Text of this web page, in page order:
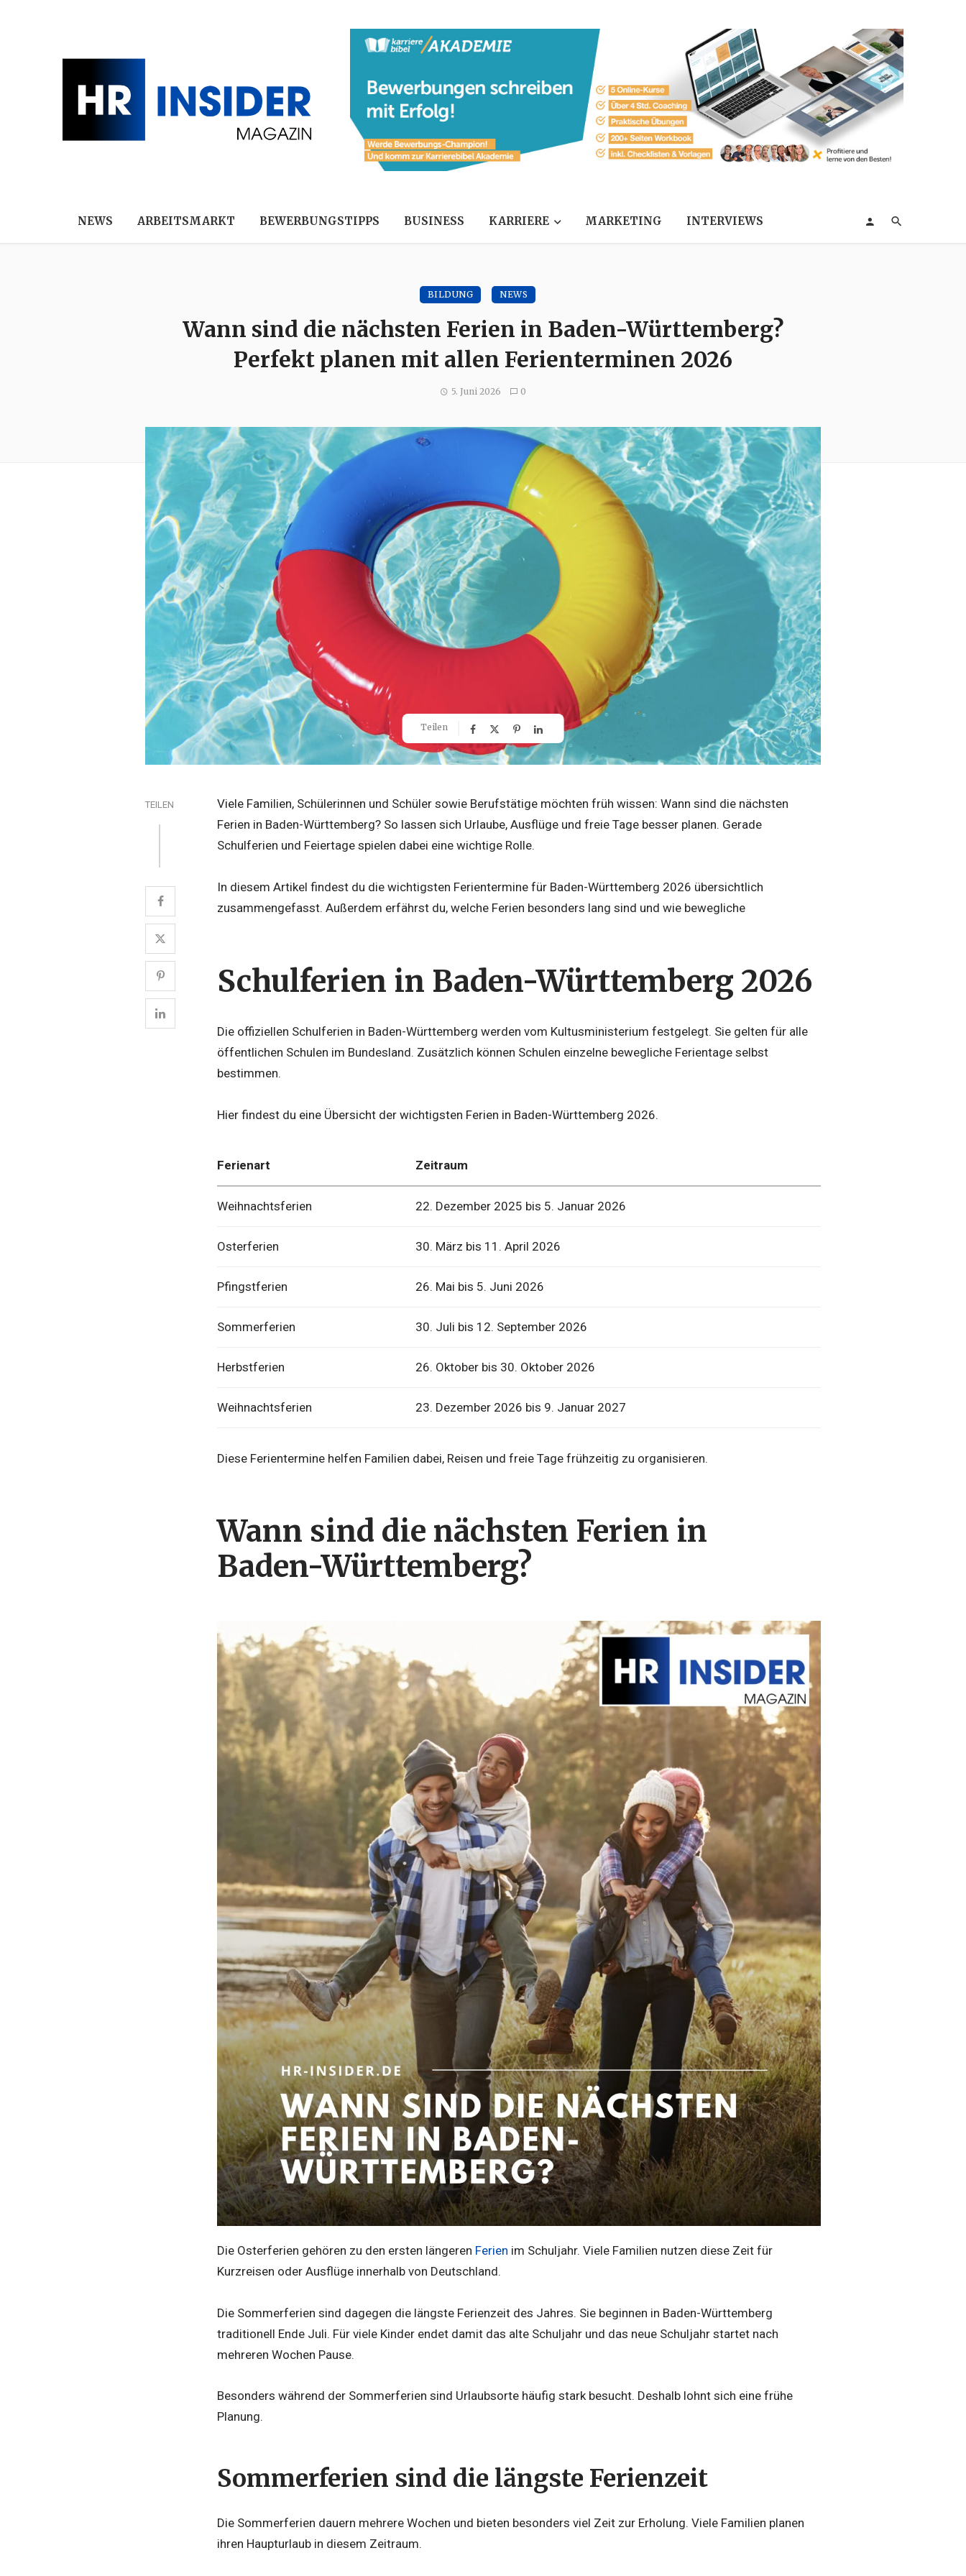
NEWS ARBEITSMARKT BEWERBUNGSTIPPS BUSINESS KARRIERE MARKETING INTERVIEWS
BILDUNG NEWS
Wann sind die nächsten Ferien in Baden-Württemberg?
Perfekt planen mit allen Ferienterminen 2026
5. Juni 2026 0
Teilen
TEILEN
Viele Familien, Schülerinnen und Schüler sowie Berufstätige möchten früh wissen: Wann sind die nächsten
Ferien in Baden-Württemberg? So lassen sich Urlaube, Ausflüge und freie Tage besser planen. Gerade
Schulferien und Feiertage spielen dabei eine wichtige Rolle.
In diesem Artikel findest du die wichtigsten Ferientermine für Baden-Württemberg 2026 übersichtlich
zusammengefasst. Außerdem erfährst du, welche Ferien besonders lang sind und wie bewegliche
Schulferien in Baden-Württemberg 2026
Die offiziellen Schulferien in Baden-Württemberg werden vom Kultusministerium festgelegt. Sie gelten für alle
öffentlichen Schulen im Bundesland. Zusätzlich können Schulen einzelne bewegliche Ferientage selbst
bestimmen.
Hier findest du eine Übersicht der wichtigsten Ferien in Baden-Württemberg 2026.
Ferienart Zeitraum
Weihnachtsferien 22. Dezember 2025 bis 5. Januar 2026
Osterferien 30. März bis 11. April 2026
Pfingstferien 26. Mai bis 5. Juni 2026
Sommerferien 30. Juli bis 12. September 2026
Herbstferien 26. Oktober bis 30. Oktober 2026
Weihnachtsferien 23. Dezember 2026 bis 9. Januar 2027
Diese Ferientermine helfen Familien dabei, Reisen und freie Tage frühzeitig zu organisieren.
Wann sind die nächsten Ferien in
Baden-Württemberg?
Die Osterferien gehören zu den ersten längeren Ferien im Schuljahr. Viele Familien nutzen diese Zeit für
Kurzreisen oder Ausflüge innerhalb von Deutschland.
Die Sommerferien sind dagegen die längste Ferienzeit des Jahres. Sie beginnen in Baden-Württemberg
traditionell Ende Juli. Für viele Kinder endet damit das alte Schuljahr und das neue Schuljahr startet nach
mehreren Wochen Pause.
Besonders während der Sommerferien sind Urlaubsorte häufig stark besucht. Deshalb lohnt sich eine frühe
Planung.
Sommerferien sind die längste Ferienzeit
Die Sommerferien dauern mehrere Wochen und bieten besonders viel Zeit zur Erholung. Viele Familien planen
ihren Haupturlaub in diesem Zeitraum.